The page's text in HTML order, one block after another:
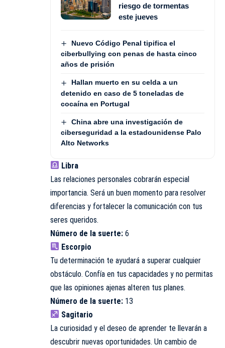
riesgo de tormentas
este jueves
Nuevo Código Penal tipifica el
ciberbullying con penas de hasta cinco
años de prisión
Hallan muerto en su celda a un
detenido en caso de 5 toneladas de
cocaína en Portugal
China abre una investigación de
ciberseguridad a la estadounidense Palo
Alto Networks
Libra
Las relaciones personales cobrarán especial
importancia. Será un buen momento para resolver
diferencias y fortalecer la comunicación con tus
seres queridos.
Número de la suerte: 6
Escorpio
Tu determinación te ayudará a superar cualquier
obstáculo. Confía en tus capacidades y no permitas
que las opiniones ajenas alteren tus planes.
Número de la suerte: 13
Sagitario
La curiosidad y el deseo de aprender te llevarán a
descubrir nuevas oportunidades. Un cambio de